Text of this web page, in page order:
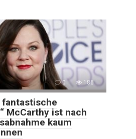
0 186
fantastische
McCarthy ist nach
kaum